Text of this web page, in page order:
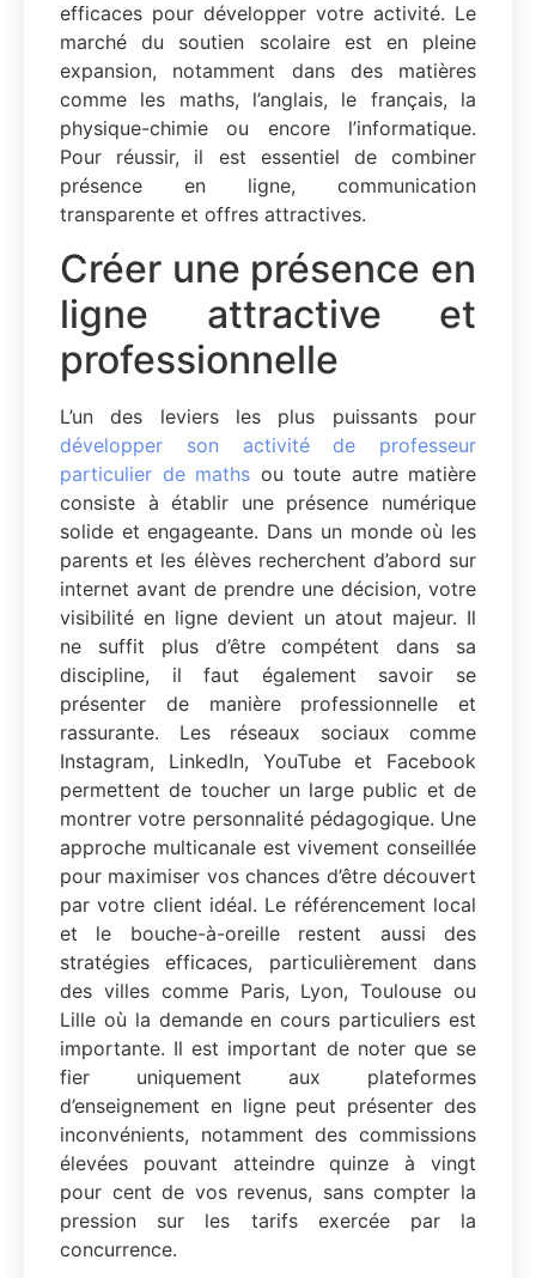
efficaces pour développer votre activité. Le
marché du soutien scolaire est en pleine
expansion, notamment dans des matières
comme les maths, l’anglais, le français, la
physique-chimie ou encore l’informatique.
Pour réussir, il est essentiel de combiner
présence en ligne, communication
transparente et offres attractives.
Créer une présence en
ligne attractive et
professionnelle
L’un des leviers les plus puissants pour
développer son activité de professeur
particulier de maths ou toute autre matière
consiste à établir une présence numérique
solide et engageante. Dans un monde où les
parents et les élèves recherchent d’abord sur
internet avant de prendre une décision, votre
visibilité en ligne devient un atout majeur. Il
ne suffit plus d’être compétent dans sa
discipline, il faut également savoir se
présenter de manière professionnelle et
rassurante. Les réseaux sociaux comme
Instagram, LinkedIn, YouTube et Facebook
permettent de toucher un large public et de
montrer votre personnalité pédagogique. Une
approche multicanale est vivement conseillée
pour maximiser vos chances d’être découvert
par votre client idéal. Le référencement local
et le bouche-à-oreille restent aussi des
stratégies efficaces, particulièrement dans
des villes comme Paris, Lyon, Toulouse ou
Lille où la demande en cours particuliers est
importante. Il est important de noter que se
fier uniquement aux plateformes
d’enseignement en ligne peut présenter des
inconvénients, notamment des commissions
élevées pouvant atteindre quinze à vingt
pour cent de vos revenus, sans compter la
pression sur les tarifs exercée par la
concurrence.